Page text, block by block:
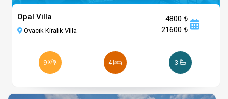
Opal Villa
Ovacık Kiralık Villa
4800 ₺
21600 ₺
9 4 3